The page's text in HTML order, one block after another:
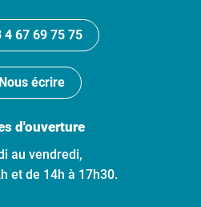
4 67 69 75 75
Nous écrire
d'ouverture
au vendredi,
et de 14h à 17h30.